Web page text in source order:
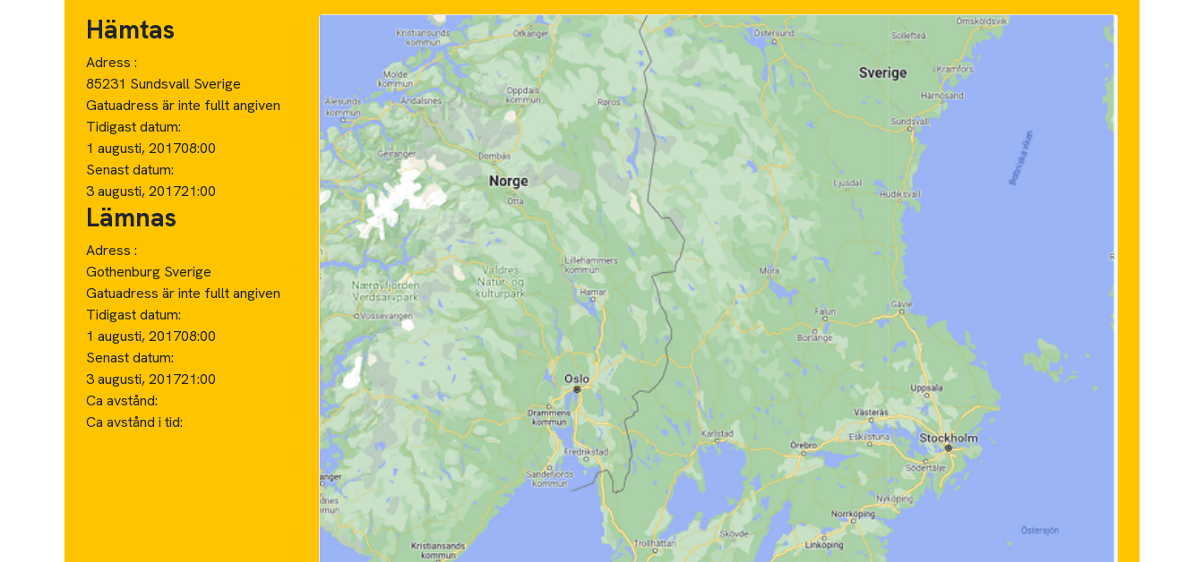
Hämtas
Adress :
85231 Sundsvall Sverige
Gatuadress är inte fullt angiven
Tidigast datum:
1 augusti, 201708:00
Senast datum:
3 augusti, 201721:00
Lämnas
Adress :
Gothenburg Sverige
Gatuadress är inte fullt angiven
Tidigast datum:
1 augusti, 201708:00
Senast datum:
3 augusti, 201721:00
Ca avstånd:
Ca avstånd i tid: